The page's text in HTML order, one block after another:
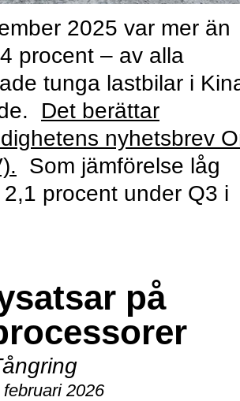
2025 var mer än
procent – av alla
tunga lastbilar i
Det berättar
nyhetsbrev
Som jämförelse låg
procent under Q3 i
på
2026